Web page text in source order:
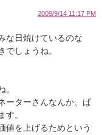
2009/9/14 11:17 PM
な日焼けているのな
でしょうね。
ーターさんなんか、ぱ
す。
値を上げるためという